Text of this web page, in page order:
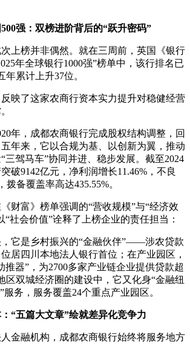
强：双榜进阶背后的“跃升密码”
上榜并非偶然。就在三周前，英国《银行
年全球银行1000强”榜单中，该行排名已
年累计上升37位。
映了这家农商行资本实力提升对稳健经营
年，成都农商银行完成股权结构调整，回
年来，它以合规为基、以创新为翼，推动
三驾马车”协同并进、稳步发展。截至2024
破9142亿元，净利润增长11.46%，不良
拨备覆盖率高达435.55%。
财富》榜单强调的“营收规模”与“经济效
“社会价值”诠释了上榜企业的责任担当：
它是乡村振兴的“金融伙伴”——涉农贷款
居四川本地法人银行首位；在产业园区，
推器”，为2700多家产业链企业提供贷款超
区双城经济圈的建设中，它又化身“金融纽
服务，服务覆盖24个重点产业园区。
“五篇大文章”绘就差异化竞争力
金融机构，成都农商银行始终将服务地方